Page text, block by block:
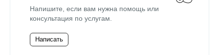
Напишите, если вам нужна помощь или
консультация по услугам.
Написать